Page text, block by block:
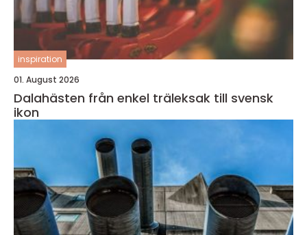
inspiration
01. August 2026
Dalahästen från enkel träleksak till svensk
ikon